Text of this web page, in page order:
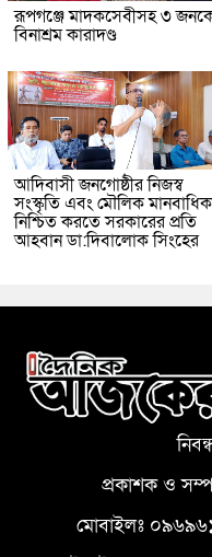
রূপগঞ্জে মাদকসেবীসহ ৩
বিনাশ্রম কারাদণ্ড
আদিবাসী জনগোষ্ঠীর নিজস্ব
সংস্কৃতি এবং মৌলিক
নিশ্চিত করতে সরকারের প্রতি
আহবান ডা:দিবালোক সিংহের
প্রকাশক ও
মোবাইলঃ